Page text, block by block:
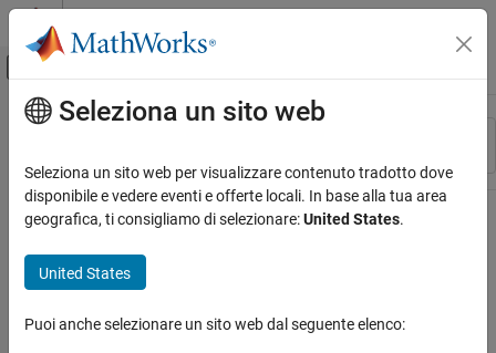
Vai al contenuto
Attiva/disattiva menu di navigazione
Risorsa
Stato
Contenuto principale
Seleziona un sito web
Seleziona un sito web per visualizzare contenuto tradotto dove
disponibile e vedere eventi e offerte locali. In base alla tua area
geografica, ti consigliamo di selezionare:United States.
United States
Puoi anche selezionare un sito web dal seguente elenco: